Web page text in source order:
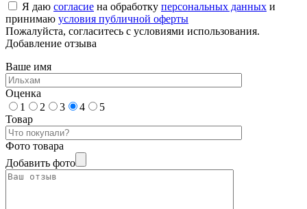
Я даю согласие на обработку персональных данных и
принимаю условия публичной оферты
Пожалуйста, согласитесь с условиями использования.
Добавление отзыва
Ваше имя
Оценка
1
2 3 4
5
Товар
Фото товара
Добавить фото